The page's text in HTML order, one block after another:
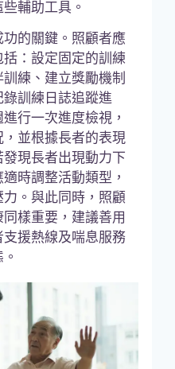
輔助工具。
的關鍵。照顧者應
：設定固定的訓練
練、建立獎勵機制
訓練日誌追蹤進
行一次進度檢視，
並根據長者的表現
現長者出現動力下
時調整活動類型，
。與此同時，照顧
樣重要，建議善用
援熱線及喘息服務